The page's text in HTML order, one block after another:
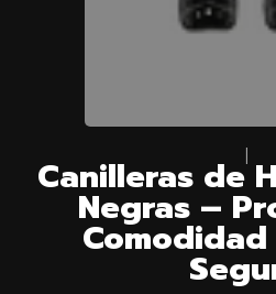
Canilleras de
Negras –